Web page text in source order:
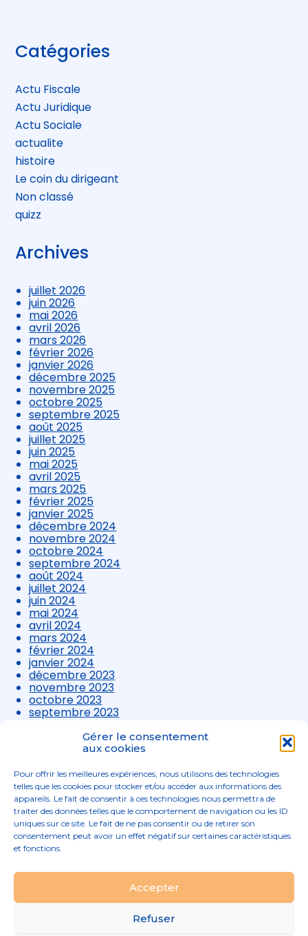
Gérer le consentement
aux cookies
Pour offrir les meilleures expériences, nous utilisons des technologies
telles que les cookies pour stocker et/ou accéder aux informations des
appareils. Le fait de consentir à ces technologies nous permettra de
traiter des données telles que le comportement de navigation ou les ID
uniques sur ce site. Le fait de ne pas consentir ou de retirer son
consentement peut avoir un effet négatif sur certaines caractéristiques
et fonctions.
Accepter
Refuser
Blog
sidebar
Catégories
Actu Fiscale
Actu Juridique
Actu Sociale
actualite
histoire
Le coin du dirigeant
Non classé
quizz
Archives
juillet 2026
juin 2026
mai 2026
avril 2026
mars 2026
février 2026
janvier 2026
décembre 2025
novembre 2025
octobre 2025
septembre 2025
août 2025
juillet 2025
juin 2025
mai 2025
avril 2025
mars 2025
février 2025
janvier 2025
décembre 2024
novembre 2024
octobre 2024
septembre 2024
août 2024
juillet 2024
juin 2024
mai 2024
avril 2024
mars 2024
février 2024
janvier 2024
décembre 2023
novembre 2023
octobre 2023
septembre 2023
août 2023
juillet 2023
avril 2023
mars 2023
Principale
02 96 52 68 68